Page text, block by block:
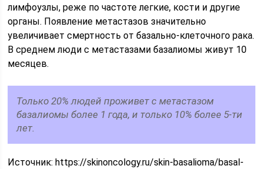
лимфоузлы, реже по частоте легкие, кости и другие
органы. Появление метастазов значительно
увеличивает смертность от базально-клеточного рака.
В среднем люди с метастазами базалиомы живут 10
месяцев.
Только 20% людей проживет с метастазом
базалиомы более 1 года, и только 10% более 5-ти
лет.
Источник:https://skinoncology.ru/skin-basalioma/basal-